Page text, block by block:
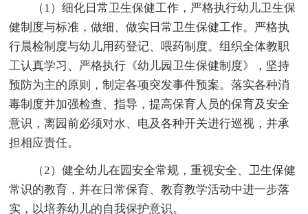
（1）细化日常卫生保健工作，严格执行幼儿卫生保
健制度与标准，做细、做实日常卫生保健工作。严格执
行晨检制度与幼儿用药登记、喂药制度。组织全体教职
工认真学习、严格执行《幼儿园卫生保健制度》，坚持
预防为主的原则，制定各项突发事件预案。落实各种消
毒制度并加强检查、指导，提高保育人员的保育及安全
意识，离园前必须对水、电及各种开关进行巡视，并承
担相应责任。
（2）健全幼儿在园安全常规，重视安全、卫生保健
常识的教育，并在日常保育、教育教学活动中进一步落
实，以培养幼儿的自我保护意识。